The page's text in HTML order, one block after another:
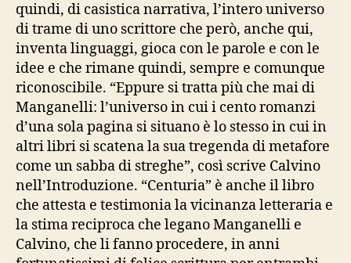
quindi, di casistica narrativa, l’intero universo
di trame di uno scrittore che però, anche qui,
inventa linguaggi, gioca con le parole e con le
idee e che rimane quindi, sempre e comunque
riconoscibile. “Eppure si tratta più che mai di
Manganelli: l’universo in cui i cento romanzi
d’una sola pagina si situano è lo stesso in cui in
altri libri si scatena la sua tregenda di metafore
come un sabba di streghe”, così scrive Calvino
nell’Introduzione. “Centuria” è anche il libro
che attesta e testimonia la vicinanza letteraria e
la stima reciproca che legano Manganelli e
Calvino, che li fanno procedere, in anni